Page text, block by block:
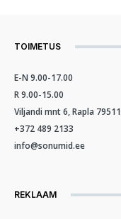
TOIMETUS
E-N 9.00-17.00
R 9.00-15.00
Viljandi mnt 6, Rapla 79511
+372 489 2133
info@sonumid.ee
REKLAAM